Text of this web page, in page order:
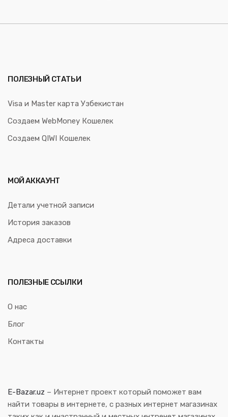
ПОЛЕЗНЫЙ СТАТЬИ
Visa и Master карта Узбекистан
Создаем WebMoney Кошелек
Создаем QIWI Кошелек
МОЙ АККАУНТ
Детали учетной записи
История заказов
Адреса доставки
ПОЛЕЗНЫЕ ССЫЛКИ
О нас
Блог
Контакты
E-Bazar.uz – Интернет проект который поможет вам
найти товары в интернете, с разных интернет магазинах